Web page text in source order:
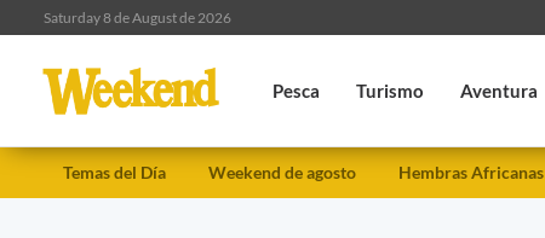
Saturday 8 de August de 2026
Pesca Turismo Aventura
Temas del Día Weekend de agosto Hembras Africanas